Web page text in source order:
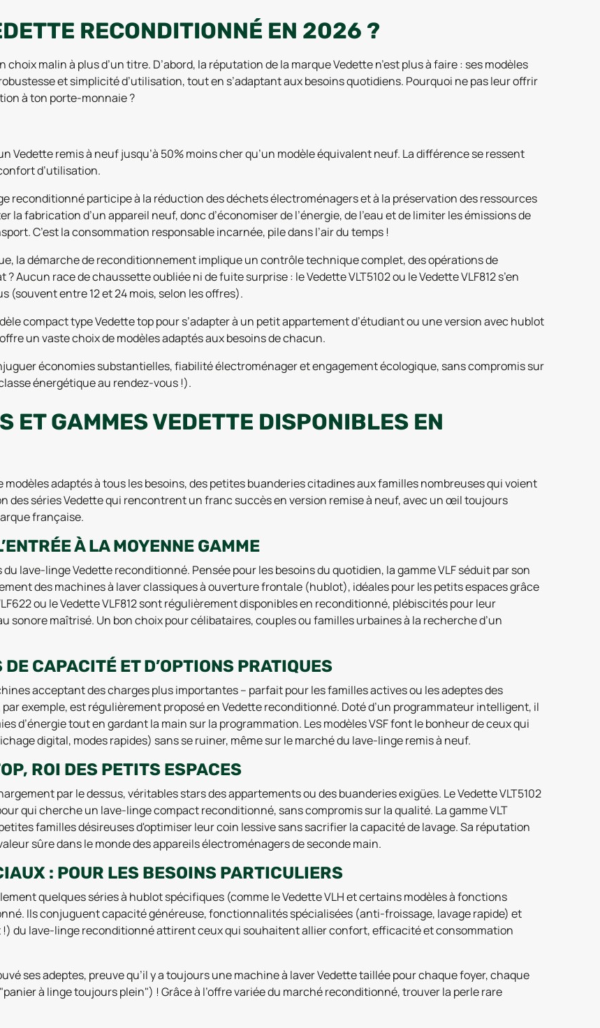
RECONDITIONNÉ EN 2026 ?
malin à plus d’un titre. D’abord, la réputation de la marque Vedette n’est plus à faire : ses modèles
et simplicité d’utilisation, tout en s’adaptant aux besoins quotidiens. Pourquoi ne pas leur offrir
à ton porte-monnaie ?
Vedette remis à neuf jusqu’à 50% moins cher qu’un modèle équivalent neuf. La différence se ressent
d’utilisation.
reconditionné participe à la réduction des déchets électroménagers et à la préservation des ressources
fabrication d’un appareil neuf, donc d’économiser de l’énergie, de l’eau et de limiter les émissions de
C’est la consommation responsable incarnée, pile dans l’air du temps !
la démarche de reconditionnement implique un contrôle technique complet, des opérations de
Aucun race de chaussette oubliée ni de fuite surprise : le Vedette VLT5102 ou le Vedette VLF812 s’en
(souvent entre 12 et 24 mois, selon les offres).
compact type Vedette top pour s’adapter à un petit appartement d’étudiant ou une version avec hublot
un vaste choix de modèles adaptés aux besoins de chacun.
économies substantielles, fiabilité électroménager et engagement écologique, sans compromis sur
énergétique au rendez-vous !).
ET GAMMES VEDETTE DISPONIBLES EN
adaptés à tous les besoins, des petites buanderies citadines aux familles nombreuses qui voient
des séries Vedette qui rencontrent un franc succès en version remise à neuf, avec un œil toujours
française.
À LA MOYENNE GAMME
lave-linge Vedette reconditionné. Pensée pour les besoins du quotidien, la gamme VLF séduit par son
des machines à laver classiques à ouverture frontale (hublot), idéales pour les petits espaces grâce
ou le Vedette VLF812 sont régulièrement disponibles en reconditionné, plébiscités pour leur
maîtrisé. Un bon choix pour célibataires, couples ou familles urbaines à la recherche d’un
CAPACITÉ ET D’OPTIONS PRATIQUES
acceptant des charges plus importantes – parfait pour les familles actives ou les adeptes des
par exemple, est régulièrement proposé en Vedette reconditionné. Doté d’un programmateur intelligent, il
d’énergie tout en gardant la main sur la programmation. Les modèles VSF font le bonheur de ceux qui
digital, modes rapides) sans se ruiner, même sur le marché du lave-linge remis à neuf.
ROI DES PETITS ESPACES
par le dessus, véritables stars des appartements ou des buanderies exigües. Le Vedette VLT5102
qui cherche un lave-linge compact reconditionné, sans compromis sur la qualité. La gamme VLT
familles désireuses d'optimiser leur coin lessive sans sacrifier la capacité de lavage. Sa réputation
sûre dans le monde des appareils électroménagers de seconde main.
: POUR LES BESOINS PARTICULIERS
quelques séries à hublot spécifiques (comme le Vedette VLH et certains modèles à fonctions
Ils conjuguent capacité généreuse, fonctionnalités spécialisées (anti-froissage, lavage rapide) et
!) du lave-linge reconditionné attirent ceux qui souhaitent allier confort, efficacité et consommation
ses adeptes, preuve qu’il y a toujours une machine à laver Vedette taillée pour chaque foyer, chaque
à linge toujours plein") ! Grâce à l’offre variée du marché reconditionné, trouver la perle rare